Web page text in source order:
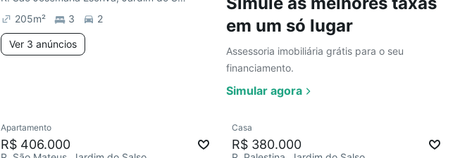
em um só lugar
Assessoria imobiliária grátis para o seu
financiamento.
Simular agora
205m² 3 2
Ver 3 anúncios
Apartamento
R$ 406.000
Casa
R$ 380.000